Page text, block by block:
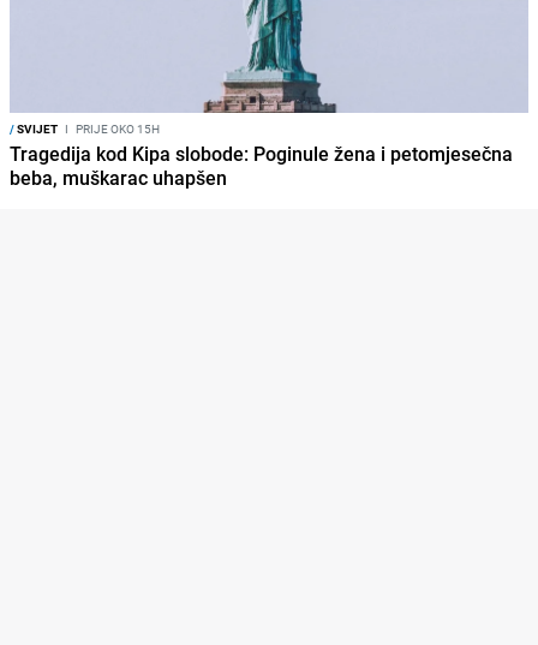
/SVIJET I PRIJE OKO 15H
Tragedija kod Kipa slobode: Poginule žena i petomjesečna
beba, muškarac uhapšen